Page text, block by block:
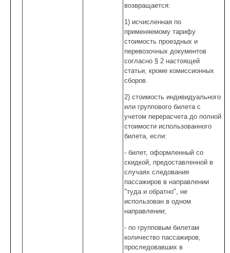
возвращается:
1) исчисленная по
применяемому тарифу
стоимость проездных и
перевозочных документов
согласно § 2 настоящей
статьи, кроме комиссионных
сборов.
2) стоимость индивидуального
или группового билета с
учетом перерасчета до полной
стоимости использованного
билета, если:
- билет, оформленный со
скидкой, предоставленной в
случаях следования
пассажиров в направлении
"туда и обратно", не
использован в одном
направлении;
- по групповым билетам
количество пассажиров,
проследовавших в